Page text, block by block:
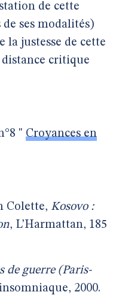
de cette
ses modalités)
la justesse de cette
critique
" Croyances en
Colette, Kosovo :
, L’Harmattan, 185
de guerre (Paris-
2000.